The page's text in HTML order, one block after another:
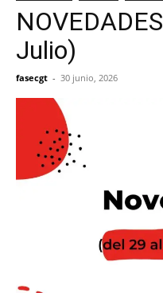
Julio)
fasecgt - 30 junio, 2026